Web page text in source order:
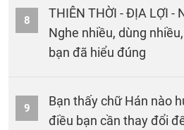
8
THIÊN THỜI - ĐỊA LỢI -
Nghe nhiều, dùng
bạn đã hiểu đúng
9
Bạn thấy chữ Hán nào
điều bạn cần thay đổi